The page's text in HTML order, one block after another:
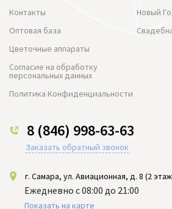
Контакты
Оптовая база
Цветочные аппараты
Согласие на обработку
персональных данных
Политика Конфиденциальности
Новый
8 (846) 998-63-63
Заказать обратный звонок
г. Самара, ул. Авиационная, д. 8 (2
Ежедневно с 08:00 до 21:00
Показать на карте